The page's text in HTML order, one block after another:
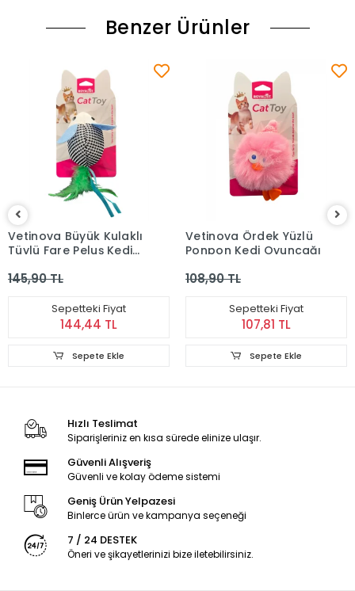
Benzer Ürünler
Vetinova Büyük Kulaklı
Tüylü Fare Peluş Kedi
145,90 TL
Sepetteki Fiyat
144,44 TL
Sepete Ekle
Vetinova Ördek Yüzlü
Ponpon Kedi Oyuncağı
108,90 TL
Sepetteki Fiyat
107,81 TL
Sepete Ekle
Hızlı Teslimat
Siparişleriniz en kısa sürede elinize ulaşır.
Güvenli Alışveriş
Güvenli ve kolay ödeme sistemi
Geniş Ürün Yelpazesi
Binlerce ürün ve kampanya seçeneği
7 / 24 DESTEK
Öneri ve şikayetlerinizi bize iletebilirsiniz.